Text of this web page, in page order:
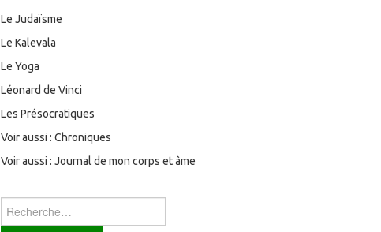
Le Judaïsme
Le Kalevala
Le Yoga
Léonard de Vinci
Les Présocratiques
Voir aussi : Chroniques
Voir aussi : Journal de mon corps et âme
Rechercher :